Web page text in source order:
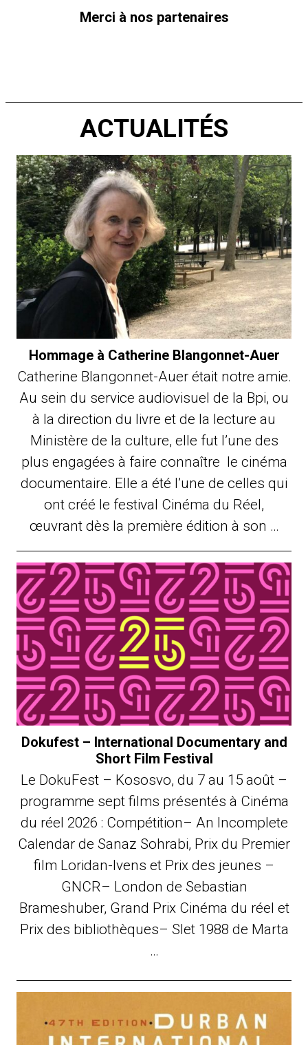
Merci à nos partenaires
ACTUALITÉS
Hommage à Catherine Blangonnet-Auer
Catherine Blangonnet-Auer était notre amie.
Au sein du service audiovisuel de la Bpi, ou
à la direction du livre et de la lecture au
Ministère de la culture, elle fut l’une des
plus engagées à faire connaître le cinéma
documentaire. Elle a été l’une de celles qui
ont créé le festival Cinéma du Réel,
œuvrant dès la première édition à son …
Dokufest – International Documentary and
Short Film Festival
Le DokuFest – Kososvo, du 7 au 15 août –
programme sept films présentés à Cinéma
du réel 2026 : Compétition– An Incomplete
Calendar de Sanaz Sohrabi, Prix du Premier
film Loridan-Ivens et Prix des jeunes –
GNCR– London de Sebastian
Brameshuber, Grand Prix Cinéma du réel et
Prix des bibliothèques– Slet 1988 de Marta
…